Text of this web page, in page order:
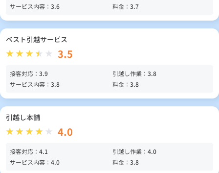
サービス内容： 3.6 料金： 3.7
ベスト引越サービス
3.5
接客対応： 3.9 引越し作業： 3.8
サービス内容： 3.8 料金： 3.8
引越し本舗
4.0
接客対応： 4.1 引越し作業： 4.0
サービス内容： 4.0 料金： 3.8